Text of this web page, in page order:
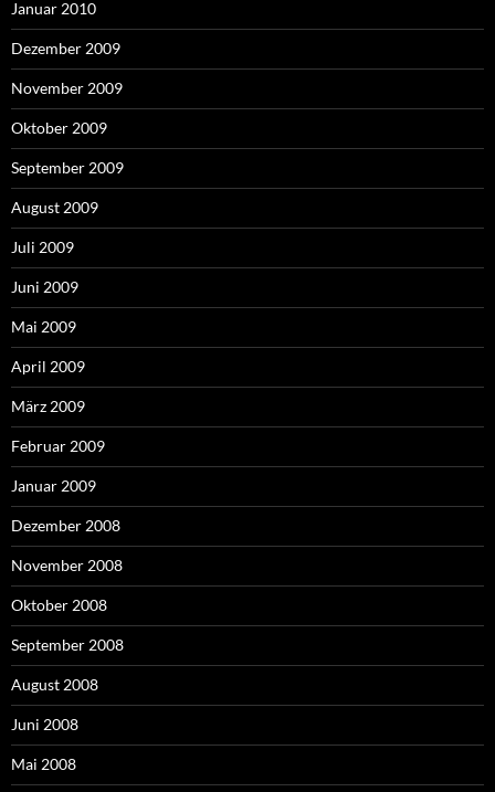
Januar 2010
Dezember 2009
November 2009
Oktober 2009
September 2009
August 2009
Juli 2009
Juni 2009
Mai 2009
April 2009
März 2009
Februar 2009
Januar 2009
Dezember 2008
November 2008
Oktober 2008
September 2008
August 2008
Juni 2008
Mai 2008